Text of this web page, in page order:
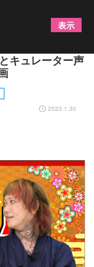
スタ』、第31
キュレーター声
2023.1.30
表示